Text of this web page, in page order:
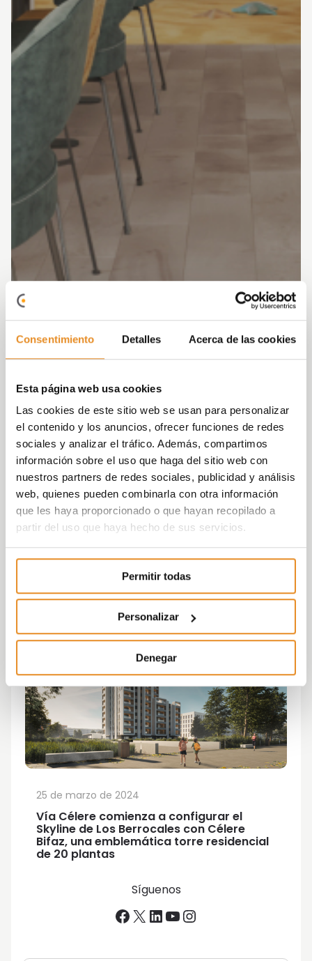
Consentimiento Detalles Acerca de las cookies
Esta página web usa cookies
Las cookies de este sitio web se usan para personalizar
el contenido y los anuncios, ofrecer funciones de redes
sociales y analizar el tráfico. Además, compartimos
información sobre el uso que haga del sitio web con
nuestros partners de redes sociales, publicidad y análisis
web, quienes pueden combinarla con otra información
que les haya proporcionado o que hayan recopilado a
partir del uso que haya hecho de sus servicios.
Permitir todas
Personalizar
Denegar
Vía Célere comienza a configurar el
Skyline de Los Berrocales con Célere
Bifaz, una emblemática torre residencial
de 20 plantas
25 de marzo de 2024
Síguenos
Facebook
X LinkedIn
YouTube
Instagram